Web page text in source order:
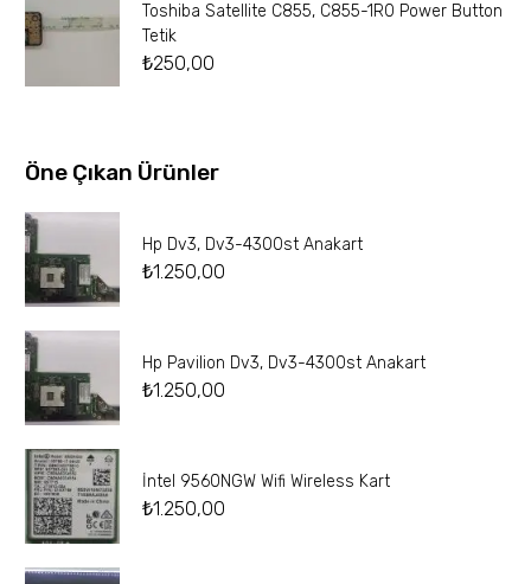
Toshiba Satellite C855, C855-1R0 Power Button
Tetik
₺250,00
Öne Çıkan Ürünler
Hp Dv3, Dv3-4300st Anakart
₺1.250,00
Hp Pavilion Dv3, Dv3-4300st Anakart
₺1.250,00
İntel 9560NGW Wifi Wireless Kart
₺1.250,00